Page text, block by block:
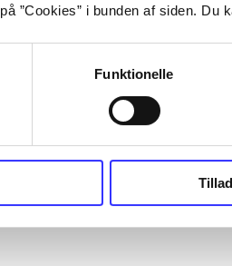
”Cookies” i bunden af siden. Du
Funktionelle